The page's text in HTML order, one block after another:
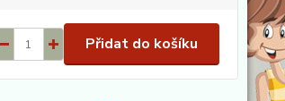
Přidat do košíku